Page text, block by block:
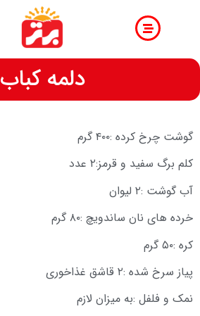
دلمه کباب
گوشت چرخ کرده :۴۰۰ گرم
کلم برگ سفید و قرمز:۲ عدد
آب گوشت :۲ لیوان
خرده های نان ساندویچ :۸۰ گرم
کره :۵۰ گرم
پیاز سرخ شده :۲ قاشق غذاخوری
نمک و فلفل :به میزان لازم